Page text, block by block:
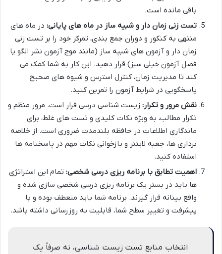
باقی مانده است.
تست زنی زمان دار و شبیه ساز در ماه های پایانی: در ماه های
منتهی به کنکور و دوران جمع بندی، تمرکز خود را بر تست زنی
زمان دار و آزمون های شبیه ساز (مانند موج آزمون نشر الگو یا
فصل آزمون خیلی سبز) قرار دهید. این کار به شما کمک می
کند تا مدیریت زمان، کنترل استرس و شیوه های صحیح
پاسخگویی در شرایط آزمون را تمرین کنید.
نقش مرور و تکرار: زیست شناسی درسی فرار است. مرور منظم و
تکرار مطالب، به ویژه نکات کلیدی و تست های غلط، برای
ماندگاری اطلاعات در حافظه بلندمدت ضروری است. از خلاصه
برداری ها، جعبه لایتنر و بازخوانی نکات مهم در پاسخنامه ها
استفاده کنید.
اهمیت تطابق با برنامه ریزی درسی شخصی: تمام این استراتژی
ها باید در بستر یک برنامه ریزی درسی شخصی سازی شده و
واقع بینانه قرار گیرند. برنامه شما باید منعطف بوده و با
پیشرفت و تغییر سطح شما، قابلیت به روزرسانی داشته باشد.
انتخاب منابع تست زیست شناسی، نه صرفاً یک